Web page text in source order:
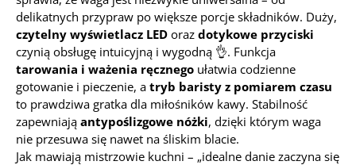
delikatnych przypraw po większe porcje składników. Duży,
czytelny wyświetlacz LED oraz dotykowe przyciski
czynią obsługę intuicyjną i wygodną 👌. Funkcja
tarowania i ważenia ręcznego ułatwia codzienne
gotowanie i pieczenie, a tryb baristy z pomiarem czasu
to prawdziwa gratka dla miłośników kawy. Stabilność
zapewniają antypoślizgowe nóżki, dzięki którym waga
nie przesuwa się nawet na śliskim blacie.
Jak mawiają mistrzowie kuchni – „idealne danie zaczyna się